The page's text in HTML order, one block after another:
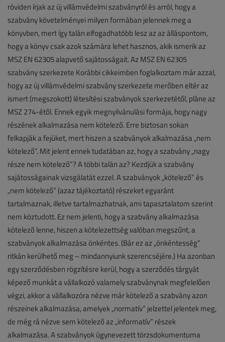
röviden írjak az új villámvédelmi szabványról és arról, hogy a
szabvány követelményei milyen formában jelennek meg a
könyvben, mert így talán elfogadhatóbb lesz az az álláspontom,
hogy a könyv csak azok számára lehet hasznos, akik ismerik az
MSZ EN 62305 alapvető sajátosságait. Az MSZ EN 62305
szabvány szerkezete Korábbi cikkeimben foglalkoztam már azzal,
hogy az új villámvédelmi szabvány szerkezete merőben eltér az
ismert (megszokott) létesítési szabványok szerkezetétől, pláne az
MSZ 274-étől. Ennek egyik megnyilvánulási formája, hogy nagy
részének alkalmazása nem kötelező. Erre biztosan sokan
felkapják a fejüket, mert hiszen a szabványok alkalmazása „nem
kötelező”. Mit jelent ennek tudatában az, hogy a szabvány „nagy
része nem kötelező”? A többi talán az? Kezdjük a szabvány
sajátosságainak vizsgálatát ezzel. A szabványok „kötelező” és
„nem kötelező” (azaz tájékoztató) részeket egyaránt
tartalmaznak, illetve tartalmazhatnak, ami tapasztalatom szerint
nem köztudott. Ez nem jelenti, hogy a szabvány alkalmazása
kötelező lenne, hiszen a kötelezettség valóban megszűnt, a
szabványok alkalmazása önkéntes. (Bár ez az „önkéntesség”
ritkán kerülhető meg – mindannyiunk szerencséjére.) Ha azonban
egy szerződésben rögzítésre kerül, hogy a szerződés tárgyát
képező munkát a vállalkozó valamely szabványnak megfelelően
végzi, akkor a vállalkozóra nézve már kötelező a szabvány azon
részeinek alkalmazása, amelyek „normatív” jelzettel jelentek meg,
de még rá nézve sem kötelező az „informatív” részek
alkalmazása. A szabványok úgynevezett törzsdokumentuma